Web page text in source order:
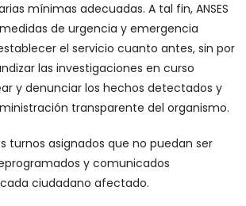
mínimas adecuadas. A tal fin, ANSES
de urgencia y emergencia
el servicio cuanto antes, sin por
las investigaciones en curso
y denunciar los hechos detectados y
transparente del organismo.
turnos asignados que no puedan ser
y comunicados
ciudadano afectado.